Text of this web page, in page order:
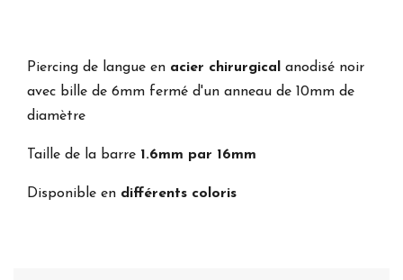
Piercing de langue en acier chirurgical
anodisé noir
avec bille de 6mm fermé d'un anneau de 10mm de
diamètre
Taille de la barre 1.6mm par 16mm
Disponible en différents coloris